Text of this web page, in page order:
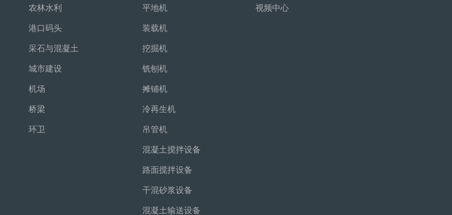
农林水利
港口码头
采石与混凝土
城市建设
机场
桥梁
环卫
平地机
装载机
挖掘机
铣刨机
摊铺机
冷再生机
吊管机
混凝土搅拌设备
路面搅拌设备
干混砂浆设备
混凝土输送设备
视频中心